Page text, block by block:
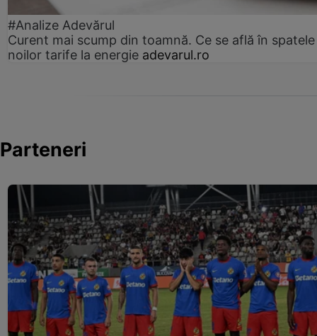
#Analize Adevărul
Curent mai scump din toamnă. Ce se află în spatele
noilor tarife la energie adevarul.ro
Parteneri